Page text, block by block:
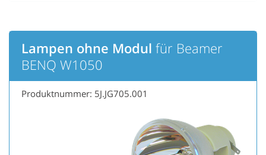
Lampen ohne Modul für Beamer
BENQ W1050
Produktnummer: 5J.JG705.001